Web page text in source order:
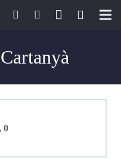
0comentaris